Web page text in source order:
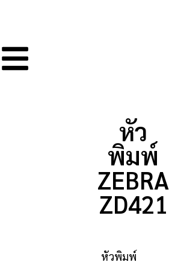
หัว
พิมพ์
ZEBRA
ZD421
หัวพิมพ์